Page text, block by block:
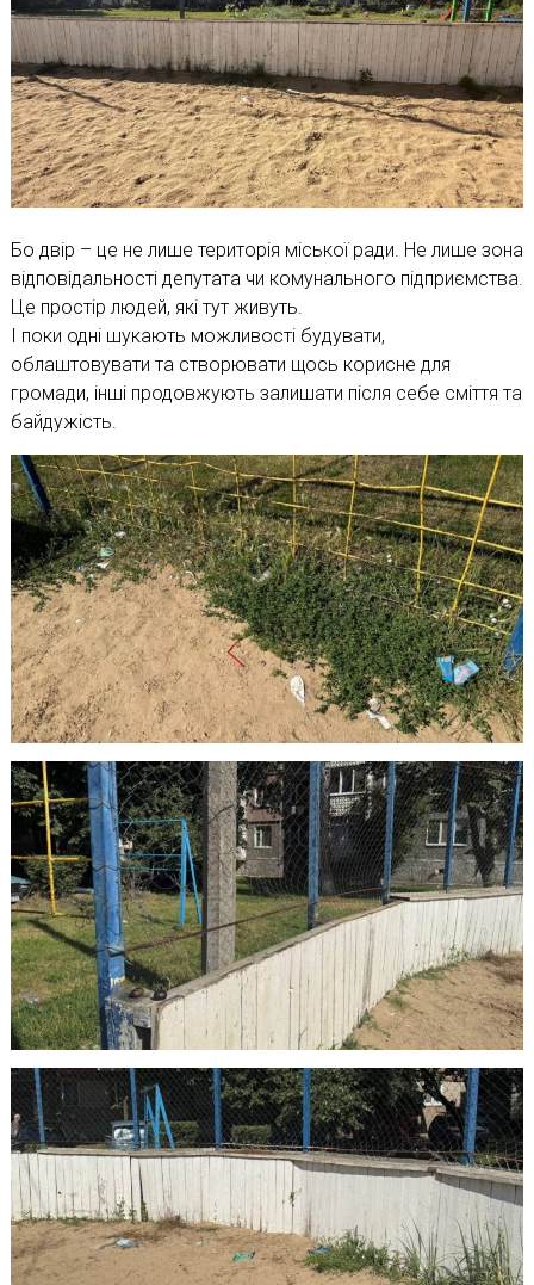
Бо двір – це не лише територія міської ради. Не лише зона
відповідальності депутата чи комунального підприємства.
Це простір людей, які тут живуть.
І поки одні шукають можливості будувати,
облаштовувати та створювати щось корисне для
громади, інші продовжують залишати після себе сміття та
байдужість.